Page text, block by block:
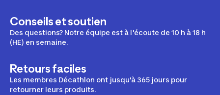
Conseils et soutien
Des questions? Notre équipe est à l'écoute de 10 h à 18 h
(HE) en semaine.
Retours faciles
Les membres Décathlon ont jusqu'à 365 jours pour
retourner leurs produits.